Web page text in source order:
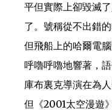
平但實際上卻毀滅
了。號稱從不出錯
但飛船上的哈爾電
呼嚕呼嚕地響著，
庫布裏克導演在為
但《2001太空漫遊